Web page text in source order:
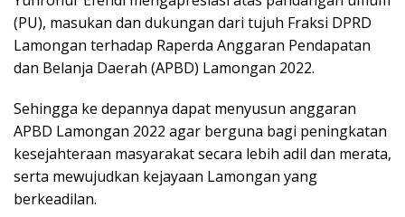
(PU), masukan dan dukungan dari tujuh Fraksi DPRD
Lamongan terhadap Raperda Anggaran Pendapatan
dan Belanja Daerah (APBD) Lamongan 2022.
Sehingga ke depannya dapat menyusun anggaran
APBD Lamongan 2022 agar berguna bagi peningkatan
kesejahteraan masyarakat secara lebih adil dan merata,
serta mewujudkan kejayaan Lamongan yang
berkeadilan.